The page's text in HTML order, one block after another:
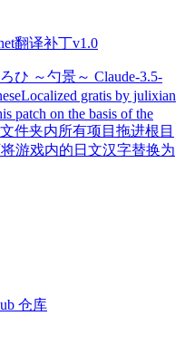
翻译补丁v1.0
ひ ～勺景～ Claude-3.5-
gratis by julixian
patch on the basis of the
件夹内所有项目拖进根目
游戏内的日文汉字替换为
仓库